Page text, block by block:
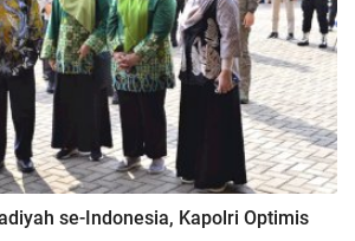
se-Indonesia, Kapolri Optimis